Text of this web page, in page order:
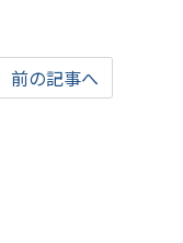
前の記事へ